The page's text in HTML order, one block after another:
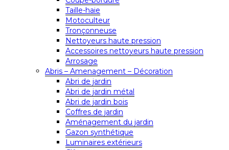
Taille-haie
Motoculteur
Tronçonneuse
Nettoyeurs haute pression
Accessoires nettoyeurs haute pression
Arrosage
Abris – Amenagement – Décoration
Abri de jardin
Abri de jardin métal
Abri de jardin bois
Coffres de jardin
Aménagement du jardin
Gazon synthétique
Luminaires extérieurs